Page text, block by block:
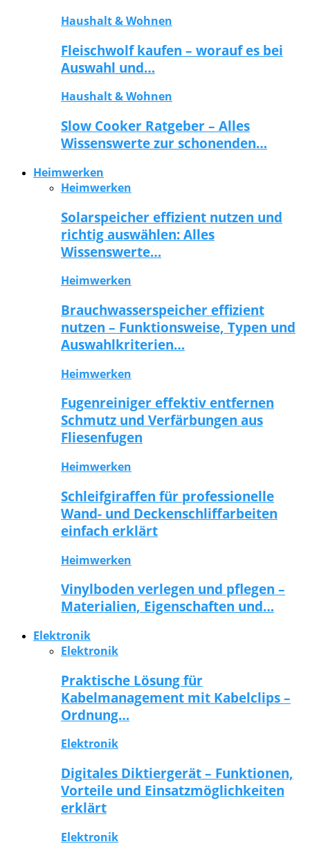
Haushalt & Wohnen
Fleischwolf kaufen – worauf es bei
Auswahl und…
Haushalt & Wohnen
Slow Cooker Ratgeber – Alles
Wissenswerte zur schonenden…
Heimwerken
Heimwerken
Solarspeicher effizient nutzen und
richtig auswählen: Alles
Wissenswerte…
Heimwerken
Brauchwasserspeicher effizient
nutzen – Funktionsweise, Typen und
Auswahlkriterien…
Heimwerken
Fugenreiniger effektiv entfernen
Schmutz und Verfärbungen aus
Fliesenfugen
Heimwerken
Schleifgiraffen für professionelle
Wand- und Deckenschliffarbeiten
einfach erklärt
Heimwerken
Vinylboden verlegen und pflegen –
Materialien, Eigenschaften und…
Elektronik
Elektronik
Praktische Lösung für
Kabelmanagement mit Kabelclips –
Ordnung…
Elektronik
Digitales Diktiergerät – Funktionen,
Vorteile und Einsatzmöglichkeiten
erklärt
Elektronik